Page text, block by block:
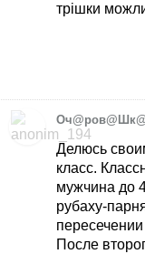
трішки
Делюсь
класс.
мужчина до
рубаху-
После